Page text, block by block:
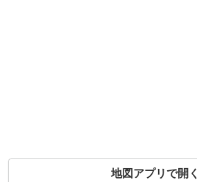
地図アプリで開く